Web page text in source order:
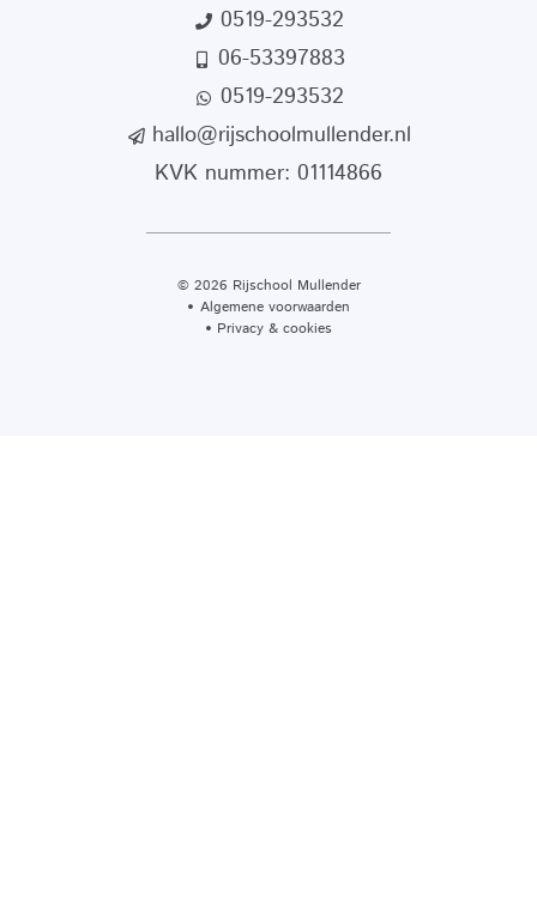
0519-293532
06-53397883
0519-293532
hallo@rijschoolmullender.nl
KVK nummer: 01114866
© 2026 Rijschool Mullender
Algemene voorwaarden
Privacy & cookies